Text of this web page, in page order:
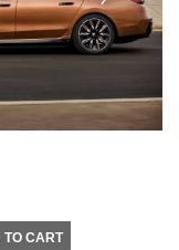
TO CART